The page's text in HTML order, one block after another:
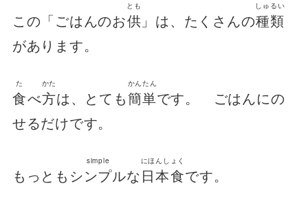
この「ごはんのお供
とも
」は、たくさんの種類
しゅるい
があります。
食
た
べ方
かた
は、とても簡単
かんたん
です。 ごはんにの
せるだけです。
もっとも シンプル
simple
な日本食
にほんしょく
です。